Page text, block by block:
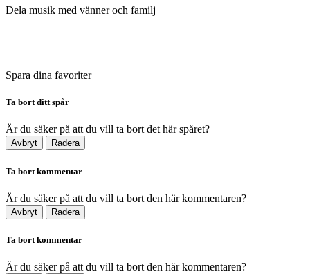
Dela musik med vänner och familj
Spara dina favoriter
Ta bort ditt spår
Är du säker på att du vill ta bort det här spåret?
Avbryt Radera
Ta bort kommentar
Är du säker på att du vill ta bort den här kommentaren?
Avbryt Radera
Ta bort kommentar
Är du säker på att du vill ta bort den här kommentaren?